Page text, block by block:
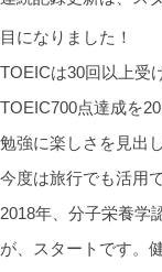
目になりました！
TOEICは30回以上受
TOEIC700点達成を
勉強に楽しさを見出
今度は旅行でも活用
2018年、分子栄養学
が、スタートです。